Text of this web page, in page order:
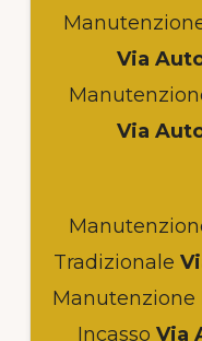
Via
Via
Tradizionale
Manutenzione
Incasso Via